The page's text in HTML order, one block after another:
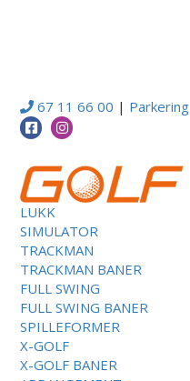
67 11 66 00 | Parkering
LUKK
SIMULATOR
TRACKMAN
TRACKMAN BANER
FULL SWING
FULL SWING BANER
SPILLEFORMER
X-GOLF
X-GOLF BANER